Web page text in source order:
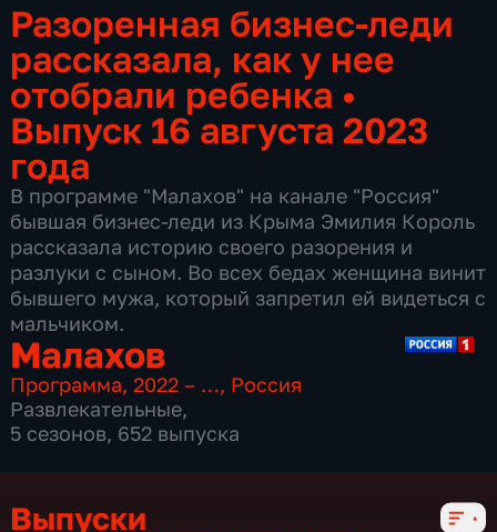
Разоренная бизнес-леди
рассказала, как у нее
отобрали ребенка •
Выпуск 16 августа 2023
года
В программе "Малахов" на канале "Россия"
бывшая бизнес-леди из Крыма Эмилия Король
рассказала историю своего разорения и
разлуки с сыном. Во всех бедах женщина винит
бывшего мужа, который запретил ей видеться с
мальчиком.
Малахов
Программа,2022 – …, Россия
Развлекательные,
5 сезонов, 652 выпуска
Выпуски